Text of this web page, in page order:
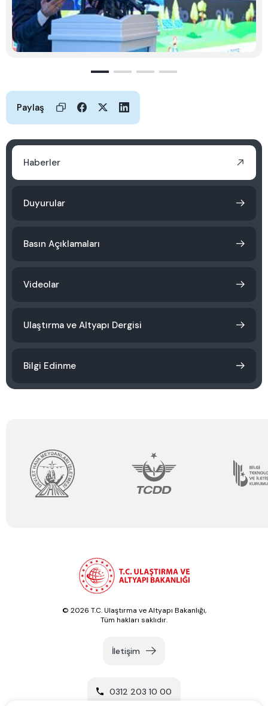
Haberler
Duyurular
Basın Açıklamaları
Videolar
Ulaştırma ve Altyapı Dergisi
Bilgi Edinme
Paylaş
0312 203 10 00
İletişim
© 2026 T.C. Ulaştırma ve Altyapı Bakanlığı,
Tüm hakları saklıdır.